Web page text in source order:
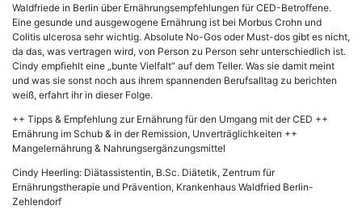
Waldfriede in Berlin über Ernährungsempfehlungen für CED-Betroffene.
Eine gesunde und ausgewogene Ernährung ist bei Morbus Crohn und
Colitis ulcerosa sehr wichtig. Absolute No-Gos oder Must-dos gibt es nicht,
da das, was vertragen wird, von Person zu Person sehr unterschiedlich ist.
Cindy empfiehlt eine „bunte Vielfalt“ auf dem Teller. Was sie damit meint
und was sie sonst noch aus ihrem spannenden Berufsalltag zu berichten
weiß, erfahrt ihr in dieser Folge.
++ Tipps & Empfehlung zur Ernährung für den Umgang mit der CED ++
Ernährung im Schub & in der Remission, Unverträglichkeiten ++
Mangelernährung & Nahrungsergänzungsmittel
Cindy Heerling: Diätassistentin, B.Sc. Diätetik, Zentrum für
Ernährungstherapie und Prävention, Krankenhaus Waldfried Berlin-
Zehlendorf